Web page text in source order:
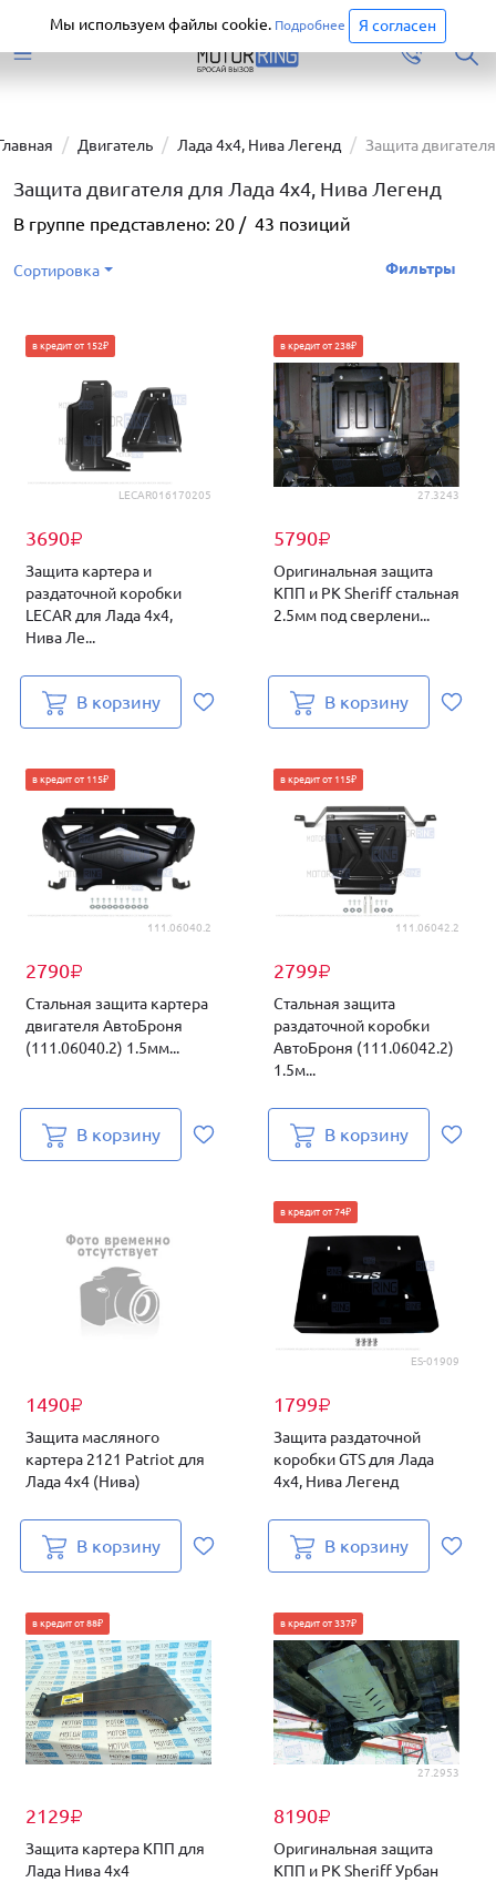
Перейти
Двигатель Лада 4х4, Нива Легенд Защита двигателя
Защита двигателя для Лада 4х4, Нива Легенд
В группе представлено: 20 / 43 позиций
Сортировка Фильтры
LECAR016170205
3690₽
в кредит от 152₽
Защита картера и
раздаточной коробки
LECAR для Лада 4х4,
Нива Ле...
В корзину
27.3243
5790₽
в кредит от 238₽
Оригинальная защита
КПП и РК Sheriff стальная
2.5мм под сверлени...
В корзину
111.06040.2
2790₽
в кредит от 115₽
Стальная защита картера
двигателя АвтоБроня
(111.06040.2) 1.5мм...
В корзину
111.06042.2
2799₽
в кредит от 115₽
Стальная защита
раздаточной коробки
АвтоБроня (111.06042.2)
1.5м...
В корзину
1490₽
Защита масляного
картера 2121 Patriot для
Лада 4х4 (Нива)
В корзину
ES-01909
1799₽
в кредит от 74₽
Защита раздаточной
коробки GTS для Лада
4х4, Нива Легенд
В корзину
2129₽
в кредит от 88₽
Защита картера КПП для
Лада Нива 4х4
27.2953
8190₽
в кредит от 337₽
Оригинальная защита
КПП и РК Sheriff Урбан
Мы используем файлы cookie. Подробнее Я согласен